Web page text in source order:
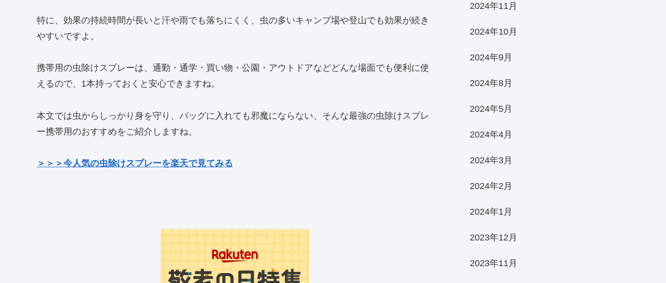
特に、効果の持続時間が長いと汗や雨でも落ちにくく、虫の多いキャンプ場や登山でも効果が続き
やすいですよ。
携帯用の虫除けスプレーは、通勤・通学・買い物・公園・アウトドアなどどんな場面でも便利に使
えるので、1本持っておくと安心できますね。
本文では虫からしっかり身を守り、バッグに入れても邪魔にならない、そんな最強の虫除けスプレ
ー携帯用のおすすめをご紹介しますね。
＞＞＞今人気の虫除けスプレーを楽天で見てみる
2024年11月
2024年10月
2024年9月
2024年8月
2024年5月
2024年4月
2024年3月
2024年2月
2024年1月
2023年12月
2023年11月